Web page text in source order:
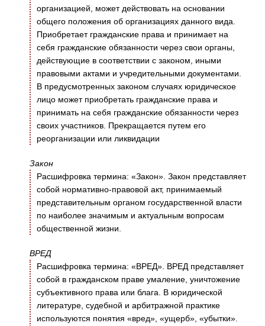
организацией, может действовать на основании
общего положения об организациях данного вида.
Приобретает гражданские права и принимает на
себя гражданские обязанности через свои органы,
действующие в соответствии с законом, иными
правовыми актами и учредительными документами.
В предусмотренных законом случаях юридическое
лицо может приобретать гражданские права и
принимать на себя гражданские обязанности через
своих участников. Прекращается путем его
реорганизации или ликвидации
Закон
Расшифровка термина: «Закон». Закон представляет
собой нормативно-правовой акт, принимаемый
представительным органом государственной власти
по наиболее значимым и актуальным вопросам
общественной жизни.
ВРЕД
Расшифровка термина: «ВРЕД». ВРЕД представляет
собой в гражданском праве умаление, уничтожение
субъективного права или блага. В юридической
литературе, судебной и арбитражной практике
используются понятия «вред», «ущерб», «убытки».